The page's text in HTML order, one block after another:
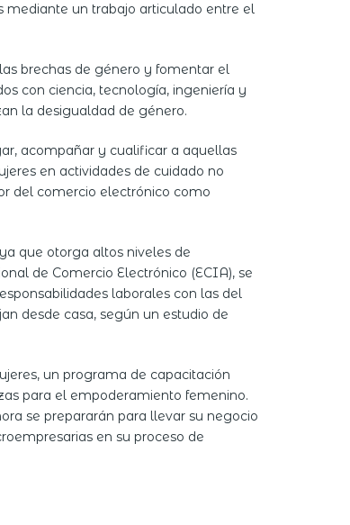
mediante un trabajo articulado entre el
brechas de género y fomentar el
con ciencia, tecnología, ingeniería y
la desigualdad de género.
acompañar y cualificar a aquellas
en actividades de cuidado no
del comercio electrónico como
que otorga altos niveles de
de Comercio Electrónico (ECIA), se
laborales con las del
desde casa, según un estudio de
un programa de capacitación
para el empoderamiento femenino.
se prepararán para llevar su negocio
en su proceso de